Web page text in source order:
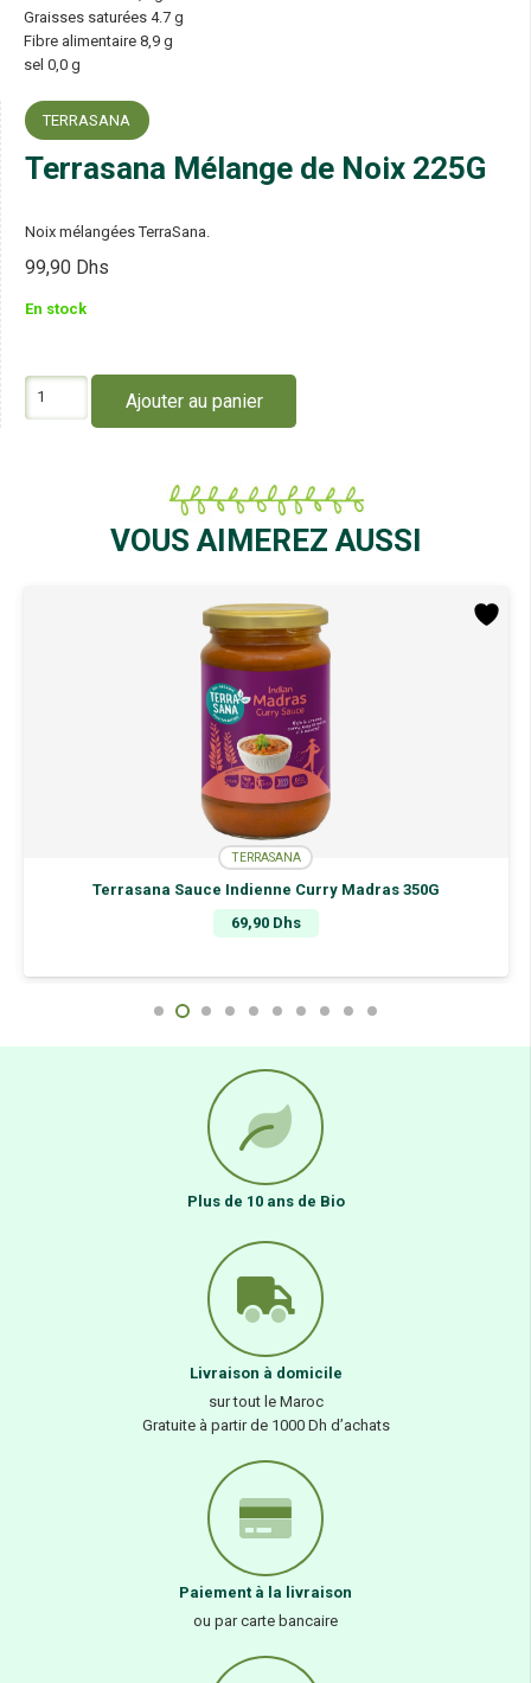
Graisses saturées 4.7 g
Fibre alimentaire 8,9 g
sel 0,0 g
TERRASANA
Terrasana Mélange de Noix 225G
Noix mélangées TerraSana.
99,90 Dhs
En stock
Ajouter au panier
VOUS AIMEREZ AUSSI
TERRASANA
Terrasana Sauce Indienne Curry Madras 350G
69,90 Dhs
Plus de 10 ans de Bio
Livraison à domicile
sur tout le Maroc
Gratuite à partir de 1000 Dh d’achats
Paiement à la livraison
ou par carte bancaire